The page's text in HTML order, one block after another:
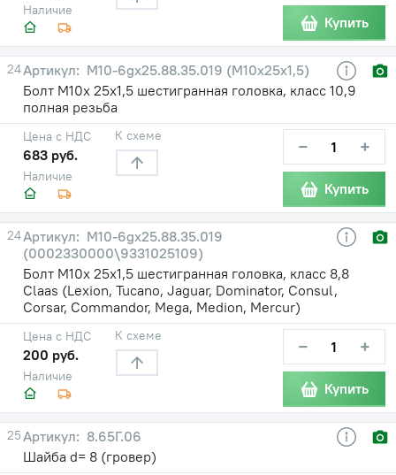
Наличие
Купить
24
М10-6gх25.88.35.019 (М10х25х1,5)
Болт М10х 25х1,5 шестигранная головка, класс 10,9
полная резьба
Наличие
Цена с НДС
683 руб.
К схеме − +
Купить
24
М10-6gх25.88.35.019
(0002330000\9331025109)
Болт М10х 25х1,5 шестигранная головка, класс 8,8
Claas (Lexion, Tucano, Jaguar, Dominator, Consul,
Corsar, Commandor, Mega, Medion, Mercur)
Наличие
Цена с НДС
200 руб.
К схеме − +
Купить
25
8.65Г.06
Шайба d= 8 (гровер)